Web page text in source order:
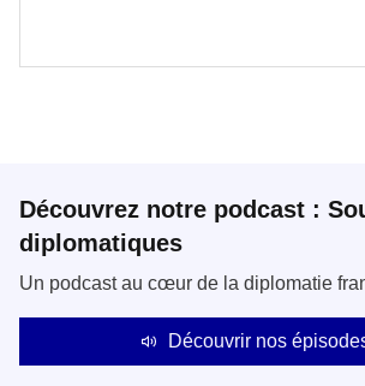
Découvrez notre podcast :
diplomatiques
Un podcast au cœur de la diplomatie
Découvrir nos